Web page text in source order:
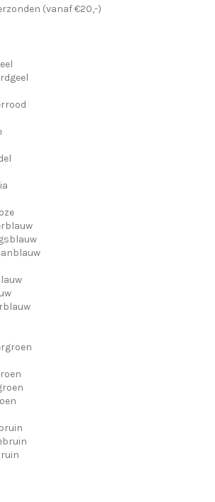
(vanaf €20,-)